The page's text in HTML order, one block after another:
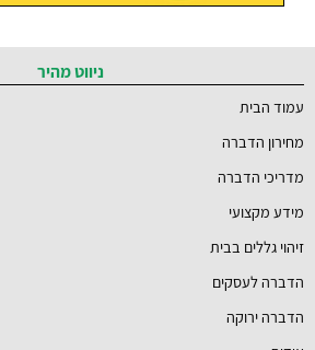
ניווט מהיר
עמוד הבית
מחירון הדברה
מדריכי הדברה
מידע מקצועי
זיהוי גללים בבית
הדברה לעסקים
הדברה ירוקה